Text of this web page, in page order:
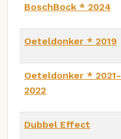
BoschBock * 2024
Oeteldonker * 2019
Oeteldonker * 2021-
2022
Dubbel Effect